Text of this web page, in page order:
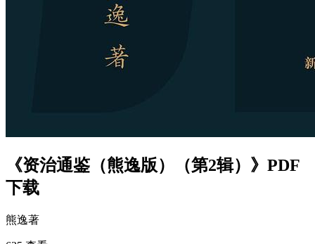
《资治通鉴（熊逸版）（第2辑）》PDF
下载
熊逸著